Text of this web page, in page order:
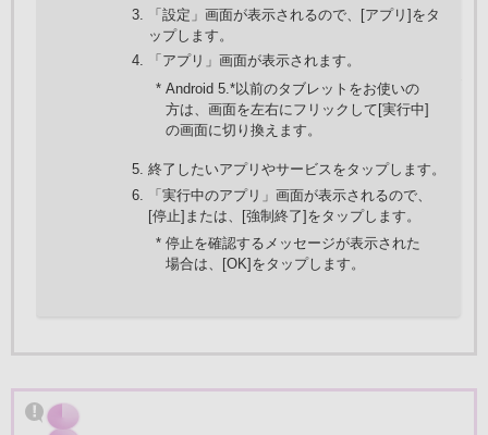
「設定」画面が表示されるので、[アプリ]をタ
ップします。
「アプリ」画面が表示されます。
* Android 5.*以前のタブレットをお使いの
方は、画面を左右にフリックして[実行中]
の画面に切り換えます。
終了したいアプリやサービスをタップします。
「実行中のアプリ」画面が表示されるので、
[停止]または、[強制終了]をタップします。
* 停止を確認するメッセージが表示された
場合は、[OK]をタップします。